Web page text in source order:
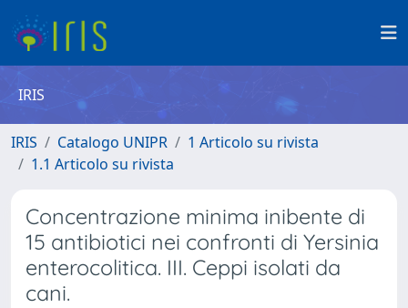
IRIS
IRIS Catalogo UNIPR
1 Articolo su rivista
1.1 Articolo su rivista
Concentrazione minima inibente di
15 antibiotici nei confronti di Yersinia
enterocolitica. III. Ceppi isolati da
cani.